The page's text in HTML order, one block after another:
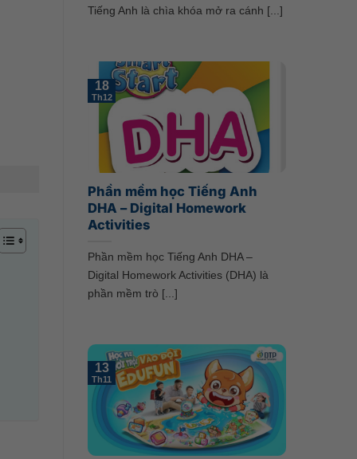
Tiếng Anh là chìa khóa mở ra cánh [...]
Phần mềm học Tiếng Anh
DHA – Digital Homework
Activities
Phần mềm học Tiếng Anh DHA –
Digital Homework Activities (DHA) là
phần mềm trò [...]
18
Th12
13
Th11